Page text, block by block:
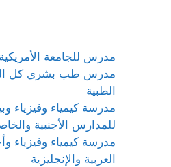
مدرس للجامعة الأمريكية
مدرس طب بشري كل
الطبية
مدرسة كيمياء وفيزياء
للمدارس الأجنبية
مدرسة كيمياء وفيزياء
العربية والإنجليزية